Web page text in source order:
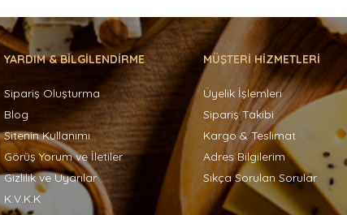
YARDIM & BİLGİLENDİRME
Sipariş Oluşturma
Blog
Sitenin Kullanımı
Görüş Yorum ve İletiler
Gizlilik ve Uyarılar
K.V.K.K
MÜŞTERİ HİZMETLERİ
Üyelik İşlemleri
Sipariş Takibi
Kargo & Teslimat
Adres Bilgilerim
Sıkça Sorulan Sorular